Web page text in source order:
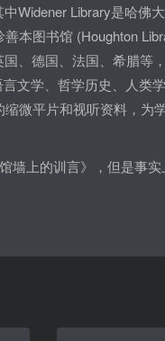
Widener Library是哈佛
本图书馆 (Houghton
、德国、法国、希腊等
文学、哲学历史、人类
微平片和视听资料，为
墙上的训言》，但是事